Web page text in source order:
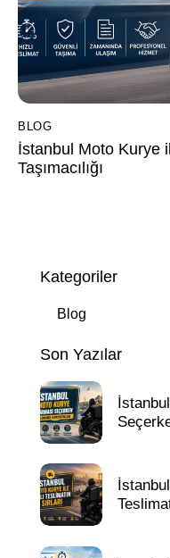
BLOG
İstanbul Moto Kurye
Taşımacılığı
Kategoriler
Blog
Son Yazılar